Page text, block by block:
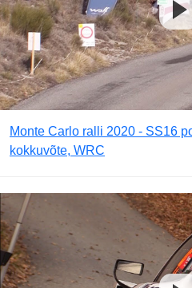
Monte Carlo ralli 2020 - SS16
kokkuvõte, WRC